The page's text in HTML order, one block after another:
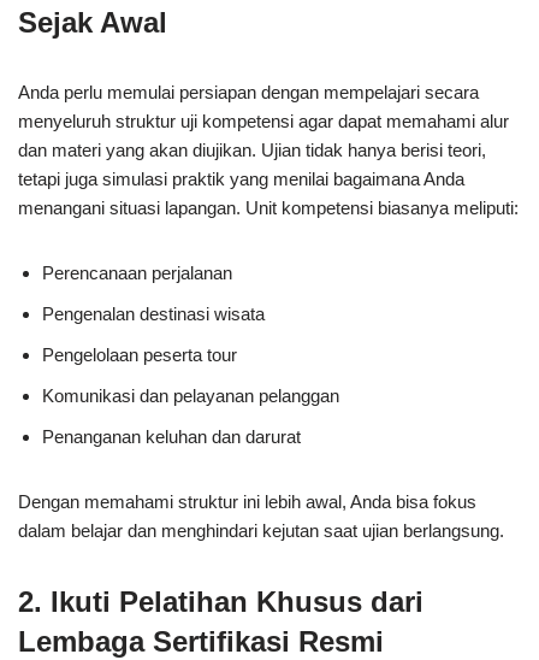
Sejak Awal
Anda perlu memulai persiapan dengan mempelajari secara
menyeluruh struktur uji kompetensi agar dapat memahami alur
dan materi yang akan diujikan. Ujian tidak hanya berisi teori,
tetapi juga simulasi praktik yang menilai bagaimana Anda
menangani situasi lapangan. Unit kompetensi biasanya meliputi:
Perencanaan perjalanan
Pengenalan destinasi wisata
Pengelolaan peserta tour
Komunikasi dan pelayanan pelanggan
Penanganan keluhan dan darurat
Dengan memahami struktur ini lebih awal, Anda bisa fokus
dalam belajar dan menghindari kejutan saat ujian berlangsung.
2. Ikuti Pelatihan Khusus dari
Lembaga Sertifikasi Resmi